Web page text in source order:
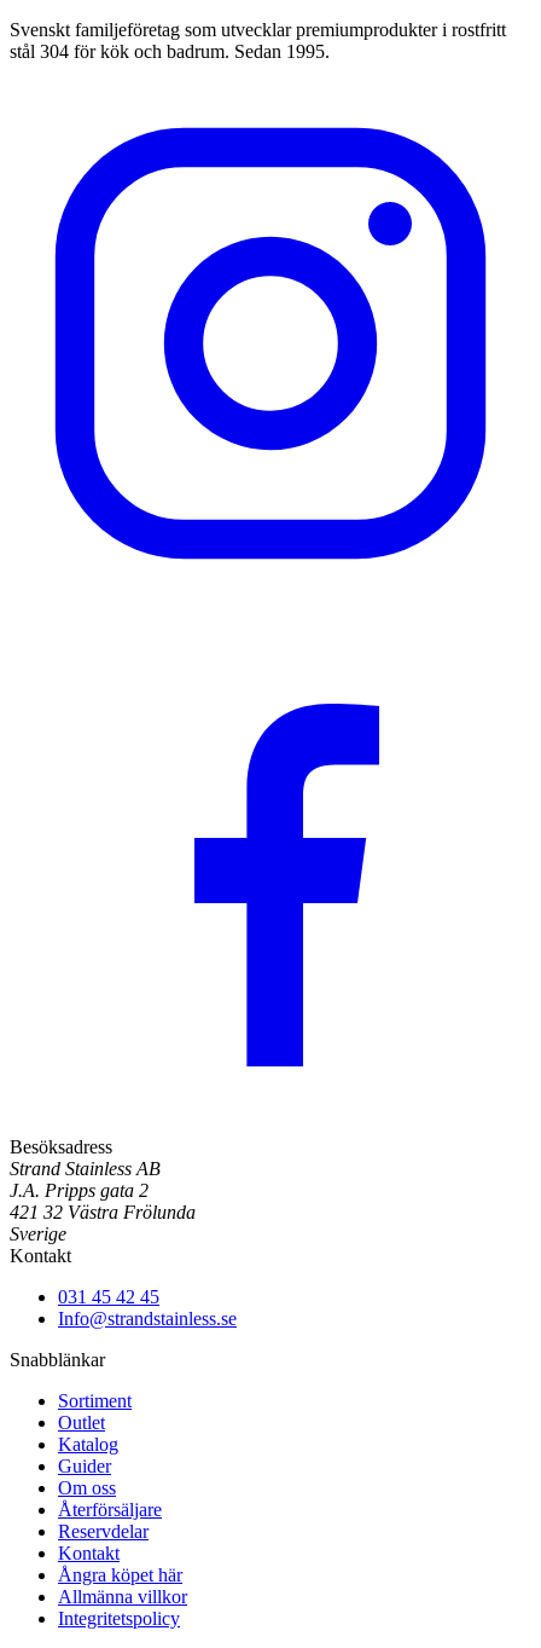
Svenskt familjeföretag som utvecklar premiumprodukter i rostfritt
stål 304 för kök och badrum. Sedan 1995.
Besöksadress
Strand Stainless AB
J.A. Pripps gata 2
421 32 Västra Frölunda
Sverige
Kontakt
031 45 42 45
Info@strandstainless.se
Snabblänkar
Sortiment
Outlet
Katalog
Guider
Om oss
Återförsäljare
Reservdelar
Kontakt
Ångra köpet här
Allmänna villkor
Integritetspolicy